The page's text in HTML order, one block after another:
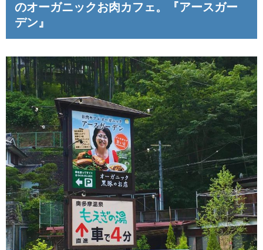
のオーガニックお肉カフェ。『アースガー
デン』